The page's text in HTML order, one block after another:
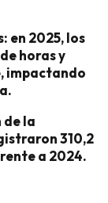
en 2025, los
horas y
impactando
de la
310,2
a 2024.